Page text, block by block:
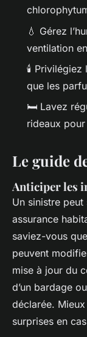
💧 Gérez
ventilation
🕯️ Privilégiez
que les
🛏️ Lavez
rideaux pour
Le guide
Anticiper les
Un sinistre
assurance
saviez-vous
peuvent
mise à jour du
d’un bardage
déclarée.
surprises en